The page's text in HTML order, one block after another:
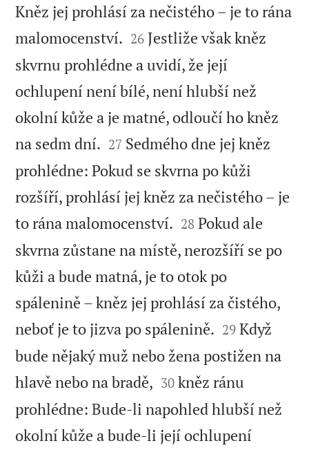
Kněz jej prohlásí za nečistého – je to rána
malomocenství. 

26 Jestliže však kněz
skvrnu prohlédne a uvidí, že její
ochlupení není bílé, není hlubší než
okolní kůže a je matné, odloučí ho kněz
na sedm dní. 

27 Sedmého dne jej kněz
prohlédne: Pokud se skvrna po kůži
rozšíří, prohlásí jej kněz za nečistého – je
to rána malomocenství. 

28 Pokud ale
skvrna zůstane na místě, nerozšíří se po
kůži a bude matná, je to otok po
spálenině – kněz jej prohlásí za čistého,
neboť je to jizva po spálenině. 

29 Když
bude nějaký muž nebo žena postižen na
hlavě nebo na bradě, 

30 kněz ránu
prohlédne: Bude-li napohled hlubší než
okolní kůže a bude-li její ochlupení